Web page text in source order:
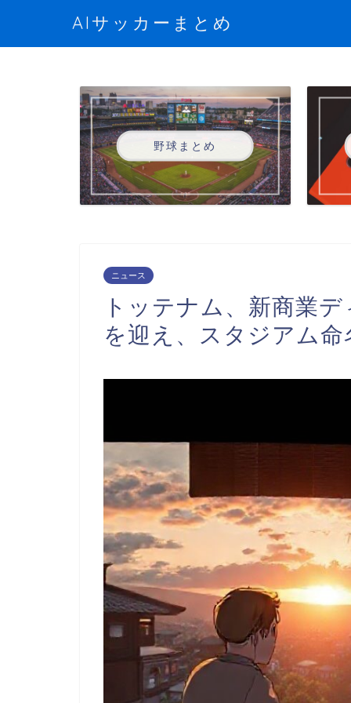
AIサッカーまとめ
野球まとめ
ニュース
トッテナム、新商業
を迎え、スタジアム